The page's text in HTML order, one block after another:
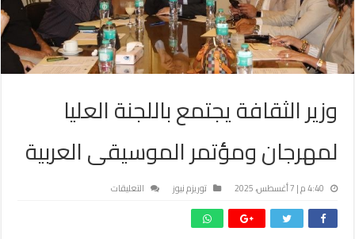
وزير الثقافة يجتمع باللجنة العليا
لمهرجان ومؤتمر الموسيقى العربية
4:40 م | 7 أغسطس، 2025 توريزم نيوز التعليقات